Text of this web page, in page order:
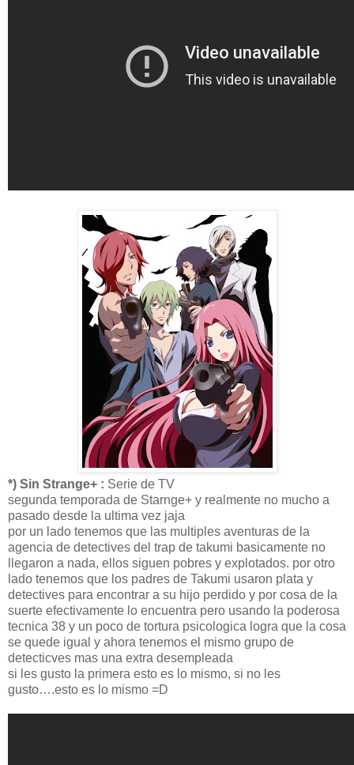
*) Sin Strange+ : Serie de TV
segunda temporada de Starnge+ y realmente no mucho a
pasado desde la ultima vez jaja
por un lado tenemos que las multiples aventuras de la
agencia de detectives del trap de takumi basicamente no
llegaron a nada, ellos siguen pobres y explotados. por otro
lado tenemos que los padres de Takumi usaron plata y
detectives para encontrar a su hijo perdido y por cosa de la
suerte efectivamente lo encuentra pero usando la poderosa
tecnica 38 y un poco de tortura psicologica logra que la cosa
se quede igual y ahora tenemos el mismo grupo de
detecticves mas una extra desempleada
si les gusto la primera esto es lo mismo, si no les
gusto….esto es lo mismo =D